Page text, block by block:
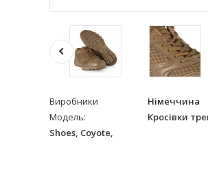
Виробники
Німеччина
Модель:
Кросівки
Shoes, Coyote,